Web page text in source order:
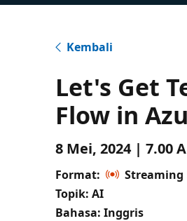
Kembali
Let's Get
Flow in
8 Mei, 2024 | 7.00
Format:
Streaming
Topik: AI
Bahasa: Inggris